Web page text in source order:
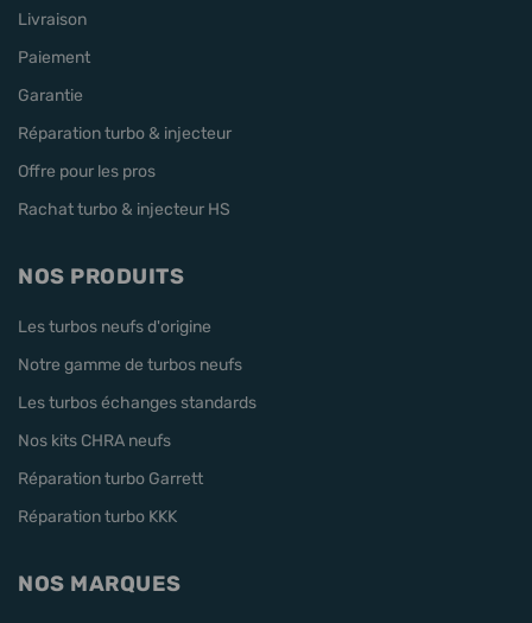
Livraison
Paiement
Garantie
Réparation turbo & injecteur
Offre pour les pros
Rachat turbo & injecteur HS
NOS PRODUITS
Les turbos neufs d'origine
Notre gamme de turbos neufs
Les turbos échanges standards
Nos kits CHRA neufs
Réparation turbo Garrett
Réparation turbo KKK
NOS MARQUES